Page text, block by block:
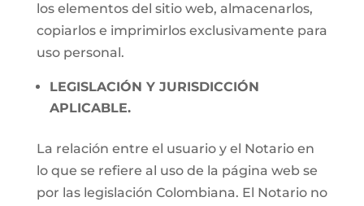
los elementos del sitio web, almacenarlos,
copiarlos e imprimirlos exclusivamente para
uso personal.
LEGISLACIÓN Y JURISDICCIÓN
APLICABLE.
La relación entre el usuario y el Notario en
lo que se refiere al uso de la página web se
por las legislación Colombiana. El Notario no